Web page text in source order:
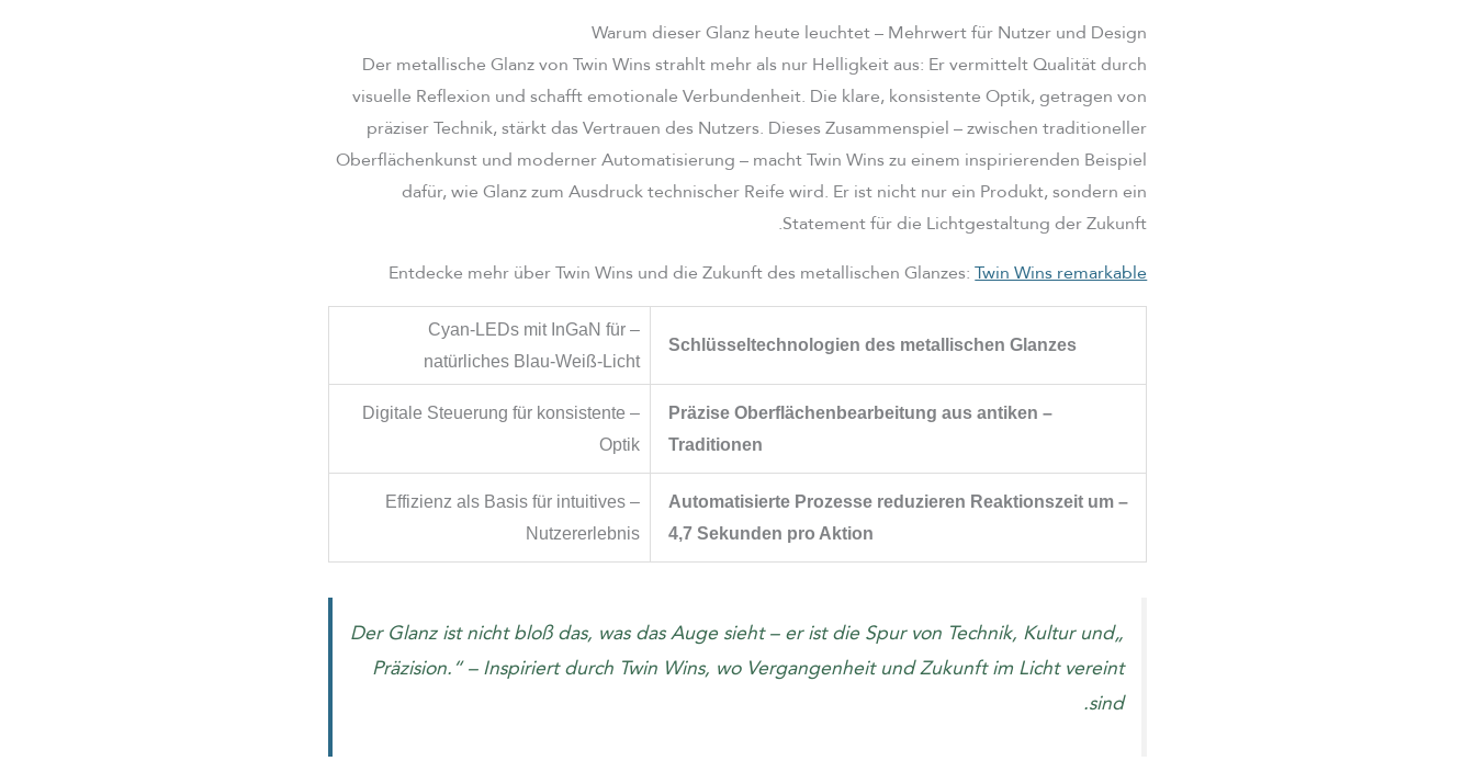
Warum dieser Glanz heute leuchtet – Mehrwert für Nutzer und Design
Der metallische Glanz von Twin Wins strahlt mehr als nur Helligkeit aus: Er vermittelt Qualität durch
visuelle Reflexion und schafft emotionale Verbundenheit. Die klare, konsistente Optik, getragen von
präziser Technik, stärkt das Vertrauen des Nutzers. Dieses Zusammenspiel – zwischen traditioneller
Oberflächenkunst und moderner Automatisierung – macht Twin Wins zu einem inspirierenden Beispiel
dafür, wie Glanz zum Ausdruck technischer Reife wird. Er ist nicht nur ein Produkt, sondern ein
Statement für die Lichtgestaltung der Zukunft.
Entdecke mehr über Twin Wins und die Zukunft des metallischen Glanzes:Twin Wins remarkable
Schlüsseltechnologien des metallischen Glanzes
– Cyan-LEDs mit InGaN für
natürliches Blau-Weiß-Licht
– Präzise Oberflächenbearbeitung aus antiken
Traditionen
– Digitale Steuerung für konsistente
Optik
– Automatisierte Prozesse reduzieren Reaktionszeit um
4,7 Sekunden pro Aktion
– Effizienz als Basis für intuitives
Nutzererlebnis
„Der Glanz ist nicht bloß das, was das Auge sieht – er ist die Spur von Technik, Kultur und
Präzision.“ – Inspiriert durch Twin Wins, wo Vergangenheit und Zukunft im Licht vereint
sind.